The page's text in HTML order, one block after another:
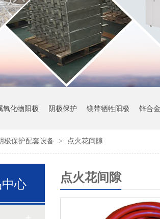
氧化物阳极 阴极保护 镁带牺牲阳极 锌合
极保护配套设备 > 点火花间隙
点火花间隙
心